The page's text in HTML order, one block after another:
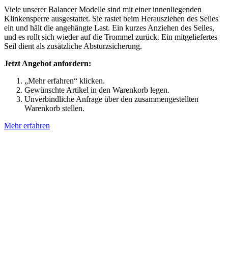
Viele unserer Balancer Modelle sind mit einer innenliegenden
Klinkensperre ausgestattet. Sie rastet beim Herausziehen des Seiles
ein und hält die angehängte Last. Ein kurzes Anziehen des Seiles,
und es rollt sich wieder auf die Trommel zurück. Ein mitgeliefertes
Seil dient als zusätzliche Absturzsicherung.
Jetzt Angebot anfordern:
„Mehr erfahren“ klicken.
Gewünschte Artikel in den Warenkorb legen.
Unverbindliche Anfrage über den zusammengestellten
Warenkorb stellen.
Mehr erfahren